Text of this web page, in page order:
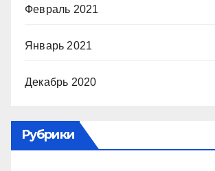
Февраль 2021
Январь 2021
Декабрь 2020
Рубрики